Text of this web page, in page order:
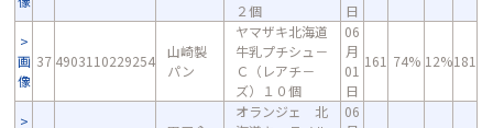
２個
日
画
像
37 4903110229254
山崎製
パン
ヤマザキ北海道
牛乳プチシュ－
Ｃ（レアチ－
ズ）１０個
06
月
01
日
161 74% 12%181
オランジェ 北
06